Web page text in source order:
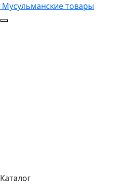
Мусульманские товары
Каталог